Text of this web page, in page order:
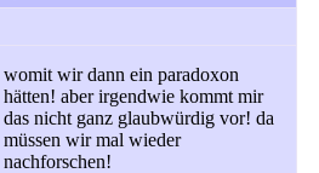
womit wir dann ein paradoxon
hätten! aber irgendwie kommt mir
das nicht ganz glaubwürdig vor! da
müssen wir mal wieder
nachforschen!